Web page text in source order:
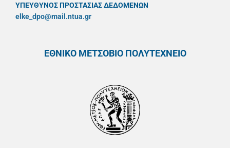
ΥΠΕΥΘYΝΟΣ ΠΡΟΣΤΑΣΙΑΣ ΔΕΔΟΜΕΝΩΝ
elke_dpo@mail.ntua.gr
ΕΘΝΙΚΟ ΜΕΤΣΟΒΙΟ ΠΟΛΥΤΕΧΝΕΙΟ